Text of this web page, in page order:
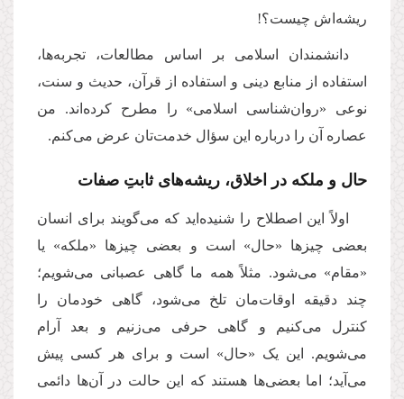
ریشه‌اش چیست؟!
دانشمندان اسلامی بر اساس مطالعات، تجربه‌ها،
استفاده از منابع دینی و استفاده از قرآن، حدیث و سنت،
نوعی «روان‌شناسی اسلامی» را مطرح کرده‌اند. من
عصاره آن را درباره این سؤال خدمت‌تان عرض می‌کنم.
حال و ملکه در اخلاق، ریشه‌های ثابتِ صفات
اولاً این اصطلاح را شنیده‌اید که می‌گویند برای انسان
بعضی چیزها «حال» است و بعضی چیزها «ملکه» یا
«مقام» می‌شود. مثلاً همه ما گاهی عصبانی می‌شویم؛
چند دقیقه اوقات‌مان تلخ می‌شود، گاهی خودمان را
کنترل می‌کنیم و گاهی حرفی می‌زنیم و بعد آرام
می‌شویم. این یک «حال» است و برای هر کسی پیش
می‌آید؛ اما بعضی‌ها هستند که این حالت در آن‌ها دائمی